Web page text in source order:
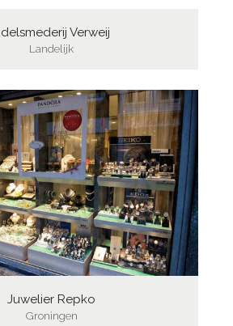
Verweij
Landelijk
Juwelier Repko
Groningen